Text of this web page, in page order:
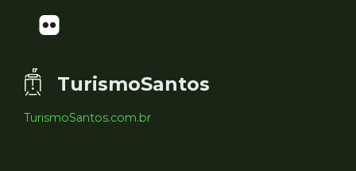
TurismoSantos
TurismoSantos.com.br